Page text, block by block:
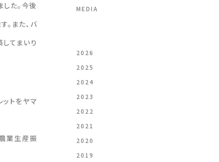
た。今後
また、バ
てまいり
トをヤマ
業生産振
MEDIA
2026
2025
2024
2023
2022
2021
2020
2019